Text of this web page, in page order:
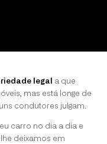
legal a que
mas está longe de
condutores julgam.
carro no dia a dia e
deixamos em